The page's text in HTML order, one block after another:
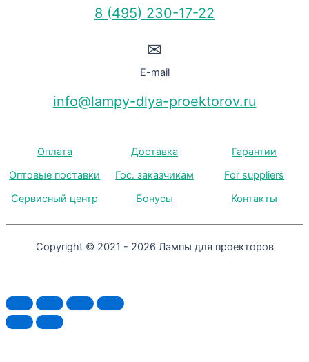
8 (495) 230-17-22
✉
E-mail
info@lampy-dlya-proektorov.ru
Оплата Доставка
Гарантии
Оптовые поставки
Гос. заказчикам
For suppliers
Сервисный центр
Бонусы Контакты
Copyright © 2021 - 2026 Лампы для проекторов